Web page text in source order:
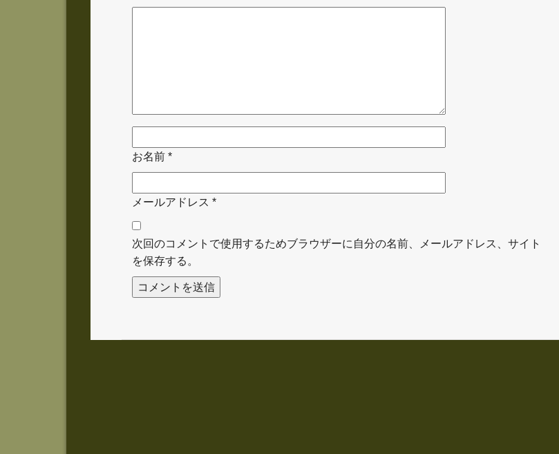
お名前 *
メールアドレス *
次回のコメントで使用するためブラウザーに自分の名前、メールアドレス、サイト
を保存する。